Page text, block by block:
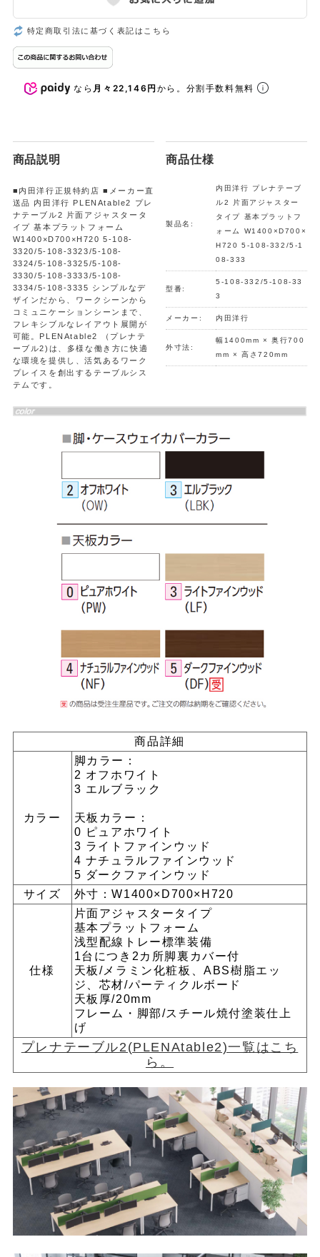
特定商取引法に基づく表記はこちら
なら 月々22,146円から。分割手数料無料
商品説明
■内田洋行正規特約店 ■メーカー直
送品 内田洋行 PLENAtable2 プレ
ナテーブル2 片面アジャスタータ
イプ 基本プラットフォーム
W1400×D700×H720 5-108-
3320/5-108-3323/5-108-
3324/5-108-3325/5-108-
3330/5-108-3333/5-108-
3334/5-108-3335 シンプルなデ
ザインだから、ワークシーンから
コミュニケーションシーンまで、
フレキシブルなレイアウト展開が
可能。PLENAtable2 （プレナテ
ーブル2)は、多様な働き方に快適
な環境を提供し、活気あるワーク
プレイスを創出するテーブルシス
テムです。
商品仕様
製品名:
内田洋行 プレナテーブ
ル2 片面アジャスター
タイプ 基本プラットフ
ォーム W1400×D700×
H720 5-108-332/5-1
08-333
型番:
5-108-332/5-108-33
3
メーカー: 内田洋行
外寸法:
幅1400mm × 奥行700
mm × 高さ720mm
商品詳細
カラー
脚カラー：
2 オフホワイト
3 エルブラック
天板カラー：
0 ピュアホワイト
3 ライトファインウッド
4 ナチュラルファインウッド
5 ダークファインウッド
サイズ
外寸：W1400×D700×H720
仕様
片面アジャスタータイプ
基本プラットフォーム
浅型配線トレー標準装備
1台につき2カ所脚裏カバー付
天板/メラミン化粧板、ABS樹脂エッ
ジ、芯材/パーティクルボード
天板厚/20mm
フレーム・脚部/スチール焼付塗装仕上
げ
プレナテーブル2(PLENAtable2)一覧はこち
ら。